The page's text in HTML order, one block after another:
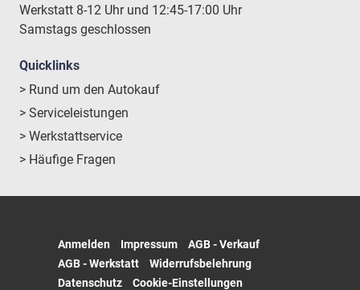
Werkstatt 8-12 Uhr und 12:45-17:00 Uhr
Samstags geschlossen
Quicklinks
> Rund um den Autokauf
> Serviceleistungen
> Werkstattservice
> Häufige Fragen
Anmelden Impressum
AGB - Verkauf
AGB - Werkstatt
Widerrufsbelehrung
Datenschutz
Cookie-Einstellungen